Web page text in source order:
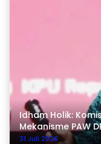
Idham Holik:
Mekanisme PAW
31 Juli 2026